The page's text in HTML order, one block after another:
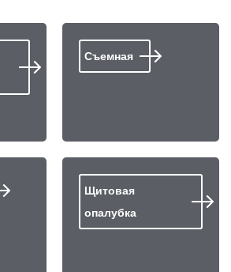
Съемная
Щитовая
опалубка